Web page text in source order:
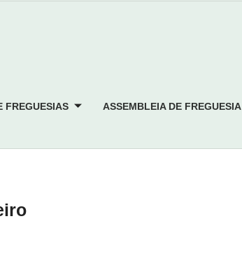
FREGUESIAS ASSEMBLEIA DE FREGUESIA